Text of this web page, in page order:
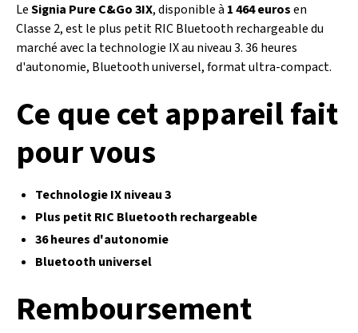
LeSignia Pure C&Go 3IX, disponible à 1 464 eurosen
Classe 2, est le plus petit RIC Bluetooth rechargeable du
marché avec la technologie IX au niveau 3. 36 heures
d'autonomie, Bluetooth universel, format ultra-compact.
Ce que cet appareil fait
pour vous
Technologie IX niveau 3
Plus petit RIC Bluetooth rechargeable
36 heures d'autonomie
Bluetooth universel
Remboursement